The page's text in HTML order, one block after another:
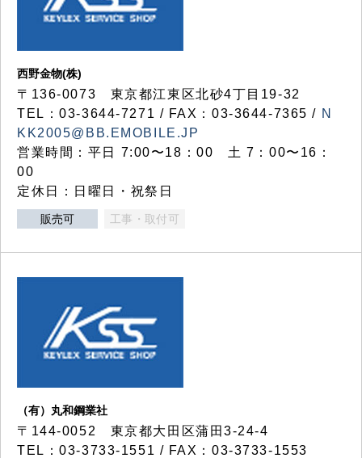
西野金物(株)
〒136-0073 東京都江東区北砂4丁目19-32
TEL：03‐3644‐7271 / FAX：03-3644-7365 / N
KK2005@BB.EMOBILE.JP
営業時間：平日 7:00〜18：00 土 7：00〜16：
00
定休日：日曜日・祝祭日
販売可 工事・取付可
（有）丸和鋼業社
〒144-0052 東京都大田区蒲田3-24-4
TEL：03-3733-1551 / FAX：03-3733-1553